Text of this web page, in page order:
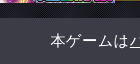
本ゲームは